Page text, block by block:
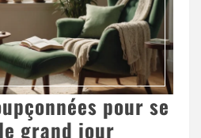
pour se
grand jour